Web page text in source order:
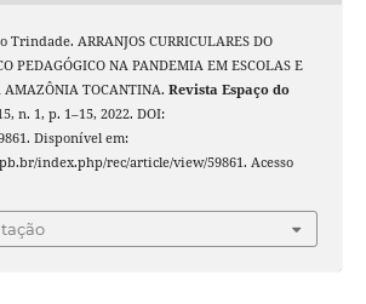
Trindade. ARRANJOS CURRICULARES DO
PEDAGÓGICO NA PANDEMIA EM ESCOLAS E
AMAZÔNIA TOCANTINA. Revista Espaço do
n. 1, p. 1–15, 2022. DOI:
Disponível em:
index.php/rec/article/view/59861. Acesso